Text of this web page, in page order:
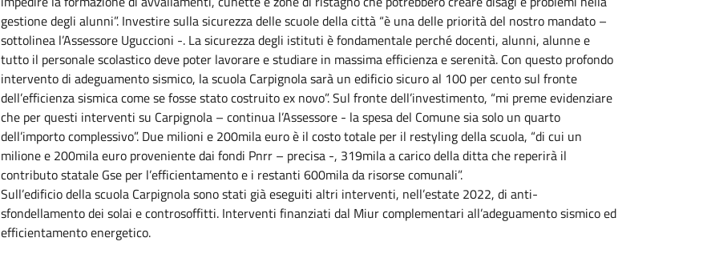
gestione degli alunni”. Investire sulla sicurezza delle scuole della città “è una delle priorità del nostro mandato –
sottolinea l’Assessore Uguccioni -. La sicurezza degli istituti è fondamentale perché docenti, alunni, alunne e
tutto il personale scolastico deve poter lavorare e studiare in massima efficienza e serenità. Con questo profondo
intervento di adeguamento sismico, la scuola Carpignola sarà un edificio sicuro al 100 per cento sul fronte
dell’efficienza sismica come se fosse stato costruito ex novo”. Sul fronte dell’investimento, “mi preme evidenziare
che per questi interventi su Carpignola – continua l’Assessore - la spesa del Comune sia solo un quarto
dell’importo complessivo”. Due milioni e 200mila euro è il costo totale per il restyling della scuola, “di cui un
milione e 200mila euro proveniente dai fondi Pnrr – precisa -, 319mila a carico della ditta che reperirà il
contributo statale Gse per l’efficientamento e i restanti 600mila da risorse comunali”.
Sull’edificio della scuola Carpignola sono stati già eseguiti altri interventi, nell’estate 2022, di anti-
sfondellamento dei solai e controsoffitti. Interventi finanziati dal Miur complementari all’adeguamento sismico ed
efficientamento energetico.